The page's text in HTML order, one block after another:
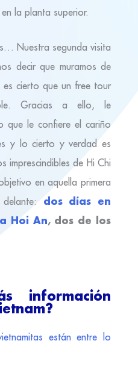
la planta superior.
Nuestra segunda visita
decir que muramos de
cierto que un free tour
Gracias a ello, le
que le confiere el cariño
y lo cierto y verdad es
imprescindibles de Hi Chi
en aquella primera
dos días en
Hoi An, dos de los
información